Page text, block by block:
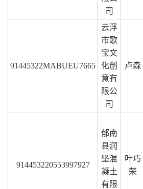
司
91445322MABUEU7665
云浮
市歌
宝文
化创
意有
限公
司
卢森
914453220553997927
郁南
县润
坚混
凝土
有限
叶巧
荣